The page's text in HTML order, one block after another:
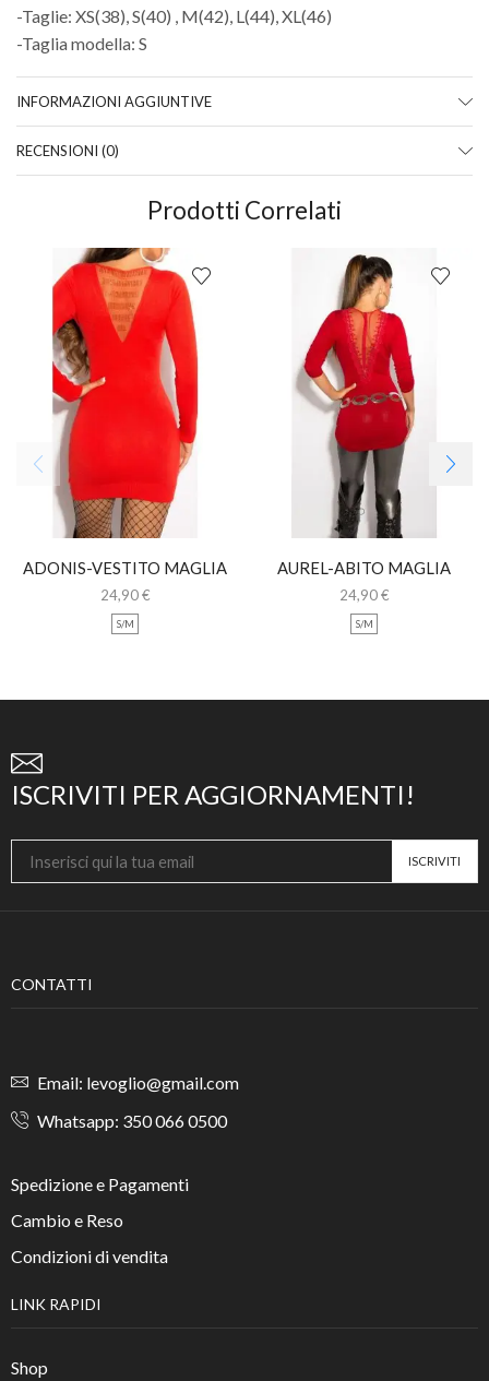
-Taglie: XS(38), S(40) , M(42), L(44), XL(46)
-Taglia modella: S
INFORMAZIONI AGGIUNTIVE
RECENSIONI (0)
Prodotti Correlati
ADONIS-VESTITO MAGLIA
LUNGA CON STRASS
24,90€
S/M
AUREL-ABITO MAGLIA
LUNGA CON PIZZO
24,90€
S/M
ISCRIVITI PER AGGIORNAMENTI!
CONTATTI
Email: levoglio@gmail.com
Whatsapp: 350 066 0500
Spedizione e Pagamenti
Cambio e Reso
Condizioni di vendita
LINK RAPIDI
Shop